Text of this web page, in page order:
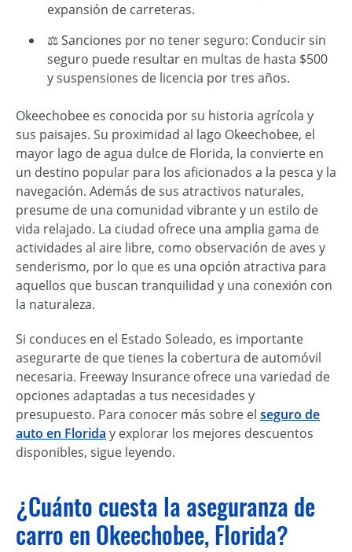
expansión de carreteras.
⚖️ Sanciones por no tener seguro: Conducir sin
seguro puede resultar en multas de hasta $500
y suspensiones de licencia por tres años.
Okeechobee es conocida por su historia agrícola y
sus paisajes. Su proximidad al lago Okeechobee, el
mayor lago de agua dulce de Florida, la convierte en
un destino popular para los aficionados a la pesca y la
navegación. Además de sus atractivos naturales,
presume de una comunidad vibrante y un estilo de
vida relajado. La ciudad ofrece una amplia gama de
actividades al aire libre, como observación de aves y
senderismo, por lo que es una opción atractiva para
aquellos que buscan tranquilidad y una conexión con
la naturaleza.
Si conduces en el Estado Soleado, es importante
asegurarte de que tienes la cobertura de automóvil
necesaria. Freeway Insurance ofrece una variedad de
opciones adaptadas a tus necesidades y
presupuesto. Para conocer más sobre el seguro de
auto en Florida y explorar los mejores descuentos
disponibles, sigue leyendo.
¿Cuánto cuesta la aseguranza de
carro en Okeechobee, Florida?